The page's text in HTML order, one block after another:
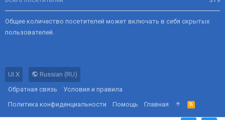
Общее количество посетителей может включать в себя скрытых
пользователей.
UI.X
Russian (RU)
Обратная связь
Условия и правила
Политика конфиденциальности
Помощь Главная
R
S
S